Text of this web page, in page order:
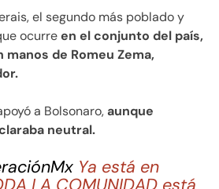
el segundo más poblado y
ocurreen el conjunto del país,
de Romeu Zema,
a Bolsonaro,aunque
neutral.
Ya está en